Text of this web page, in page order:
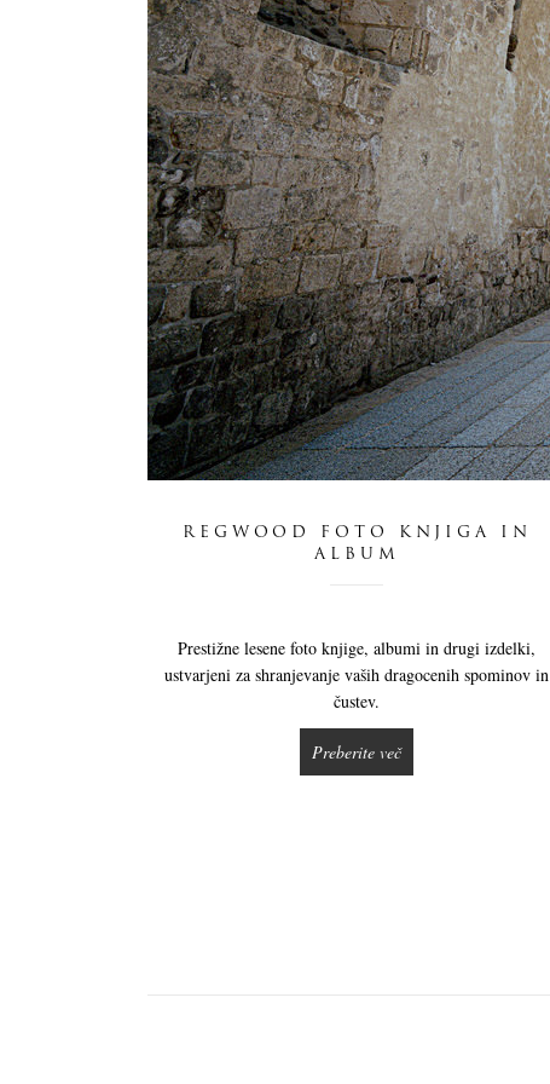
REGWOOD FOTO KNJIGA IN
ALBUM
Prestižne lesene foto knjige, albumi in drugi izdelki,
ustvarjeni za shranjevanje vaših dragocenih spominov in
čustev.
Preberite več